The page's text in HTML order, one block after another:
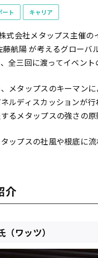
ート キャリア
式会社メタップス主催
藤航陽 が考えるグローバ
全三回に渡ってイベント
メタップスのキーマン
ルディスカッションが行
るメタップスの強さの原
ップスの社風や根底に
介
（ワッツ）